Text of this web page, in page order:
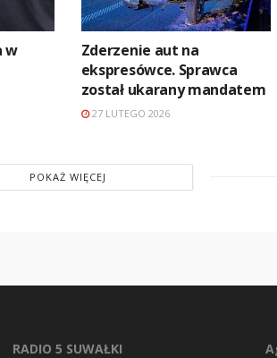
w
Zderzenie aut na
ekspresówce. Sprawca
został ukarany mandatem
27 LUTEGO 2026
POKAŻ WIĘCEJ
RADIO 5 SUWAŁKI